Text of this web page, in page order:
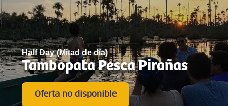
Half Day (Mitad de día)
Tambopata Pesca Pirañas
Oferta no disponible